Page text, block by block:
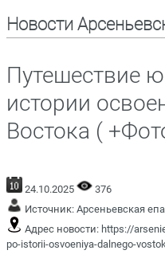
Новости
Путешествие
истории
Востока (
24.10.2025
376
Источник: Арсеньевская
Адрес новости: https://
po-istorii-osvoeniya-dalnego-